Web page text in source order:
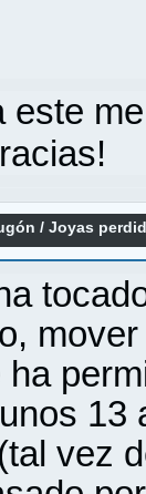
este
/Joyas
13
vez